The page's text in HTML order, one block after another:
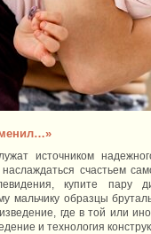
источником
счастьем
купите пару
мальчику образцы
где в той или
и технология